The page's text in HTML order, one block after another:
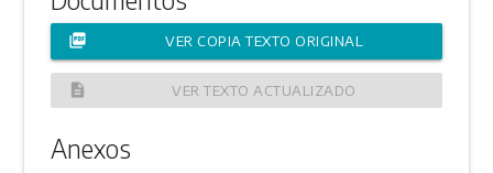
picture_as_pdf VER COPIA TEXTO ORIGINAL
description VER TEXTO ACTUALIZADO
Anexos